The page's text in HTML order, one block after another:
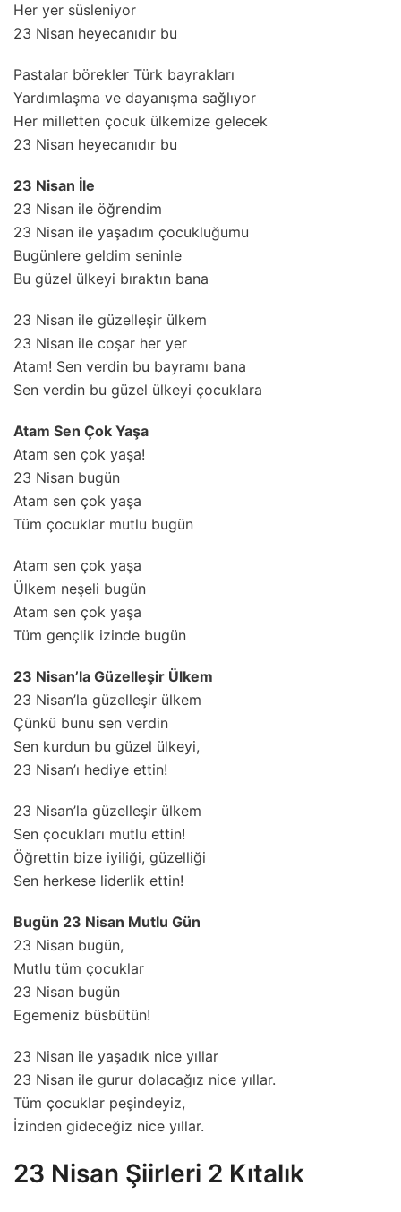
Her yer süsleniyor
23 Nisan heyecanıdır bu
Pastalar börekler Türk bayrakları
Yardımlaşma ve dayanışma sağlıyor
Her milletten çocuk ülkemize gelecek
23 Nisan heyecanıdır bu
23 Nisan İle
23 Nisan ile öğrendim
23 Nisan ile yaşadım çocukluğumu
Bugünlere geldim seninle
Bu güzel ülkeyi bıraktın bana
23 Nisan ile güzelleşir ülkem
23 Nisan ile coşar her yer
Atam! Sen verdin bu bayramı bana
Sen verdin bu güzel ülkeyi çocuklara
Atam Sen Çok Yaşa
Atam sen çok yaşa!
23 Nisan bugün
Atam sen çok yaşa
Tüm çocuklar mutlu bugün
Atam sen çok yaşa
Ülkem neşeli bugün
Atam sen çok yaşa
Tüm gençlik izinde bugün
23 Nisan’la Güzelleşir Ülkem
23 Nisan’la güzelleşir ülkem
Çünkü bunu sen verdin
Sen kurdun bu güzel ülkeyi,
23 Nisan’ı hediye ettin!
23 Nisan’la güzelleşir ülkem
Sen çocukları mutlu ettin!
Öğrettin bize iyiliği, güzelliği
Sen herkese liderlik ettin!
Bugün 23 Nisan Mutlu Gün
23 Nisan bugün,
Mutlu tüm çocuklar
23 Nisan bugün
Egemeniz büsbütün!
23 Nisan ile yaşadık nice yıllar
23 Nisan ile gurur dolacağız nice yıllar.
Tüm çocuklar peşindeyiz,
İzinden gideceğiz nice yıllar.
23 Nisan Şiirleri 2 Kıtalık